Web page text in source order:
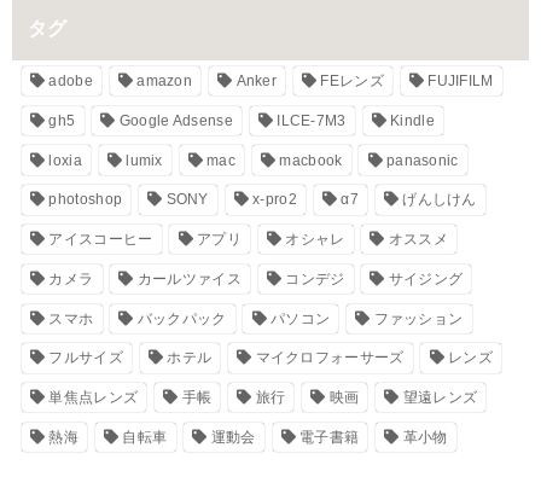
タグ
adobe amazon Anker FEレンズ FUJIFILM
gh5 Google Adsense ILCE-7M3 Kindle
loxia lumix mac macbook panasonic
photoshop SONY x-pro2 α7 げんしけん
アイスコーヒー アプリ オシャレ オススメ
カメラ カールツァイス コンデジ サイジング
スマホ バックパック パソコン ファッション
フルサイズ ホテル マイクロフォーサーズ レンズ
単焦点レンズ 手帳 旅行 映画 望遠レンズ
熱海 自転車 運動会 電子書籍 革小物